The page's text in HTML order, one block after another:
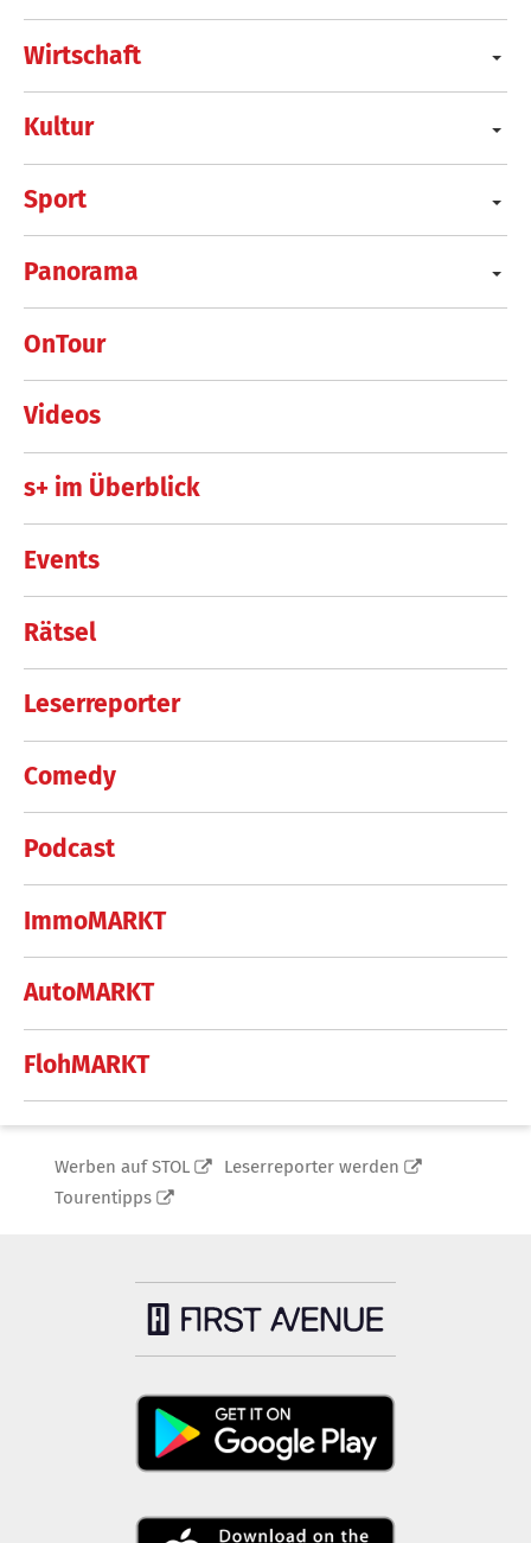
Wirtschaft
Kultur
Sport
Panorama
OnTour
Videos
s+ im Überblick
Events
Rätsel
Leserreporter
Comedy
Podcast
ImmoMARKT
AutoMARKT
FlohMARKT
Werben auf STOL
Leserreporter werden
Tourentipps